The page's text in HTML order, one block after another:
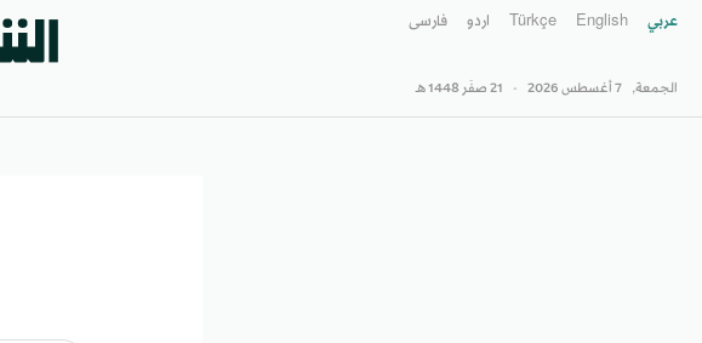
عربي English
Türkçe اردو فارسى
الجمعة, 7 أغسطس 2026 - 21 صفَر 1448 هـ